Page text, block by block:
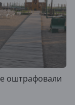
оштрафовали